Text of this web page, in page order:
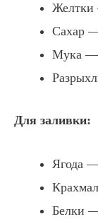
Сахар
Мука —
Для заливки:
Ягода
Белки